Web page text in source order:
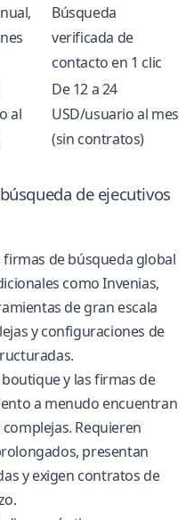
Búsqueda
verificada de
contacto en 1 clic
al
De 12 a 24
USD/usuario al mes
(sin contratos)
de ejecutivos
de búsqueda global
como Invenias,
de gran escala
y configuraciones de
y las firmas de
a menudo encuentran
Requieren
presentan
y exigen contratos de